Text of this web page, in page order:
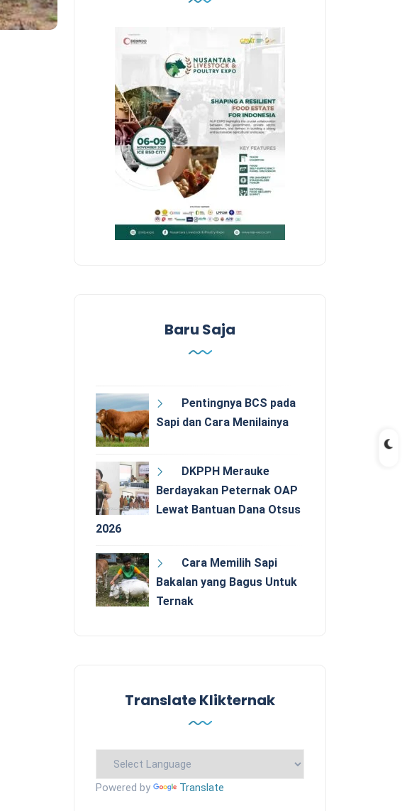
Baru Saja
Pentingnya BCS pada
Sapi dan Cara Menilainya
DKPPH Merauke
Berdayakan Peternak OAP
Lewat Bantuan Dana Otsus
2026
Cara Memilih Sapi
Bakalan yang Bagus Untuk
Ternak
Translate Klikternak
Powered by Translate